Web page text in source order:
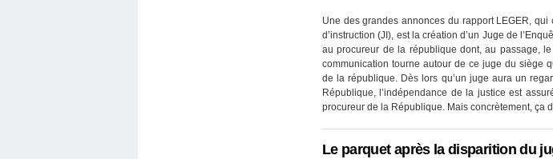
Une des grandes annonces du rapport LEGER,
d’instruction (JI), est la création d’un Juge de
au procureur de la république dont, au passage,
communication tourne autour de ce juge du siège
de la république. Dès lors qu’un juge aura un
République, l’indépendance de la justice est
procureur de la République. Mais concrètement, ça
Le parquet après la disparition du